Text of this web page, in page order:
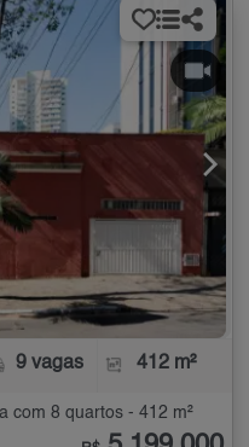
9 vagas 412 m²
com 8 quartos - 412 m²